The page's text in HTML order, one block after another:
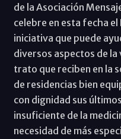
de la Asociación
celebre en esta fecha el
iniciativa que puede
diversos aspectos de
trato que reciben en la
de residencias bien
con dignidad sus
insuficiente de la
necesidad de más